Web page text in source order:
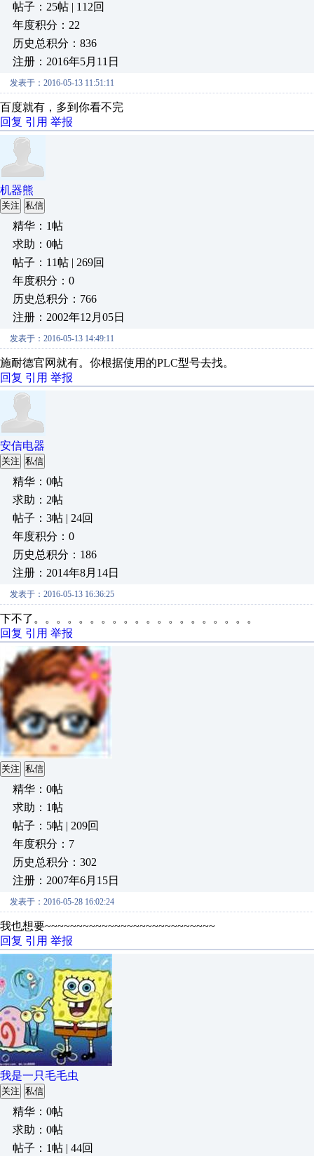
帖子：25帖 | 112回
年度积分：22
历史总积分：836
注册：2016年5月11日
发表于：2016-05-13 11:51:11
百度就有，多到你看不完
回复 引用 举报
机器熊
关注 私信
精华：1帖
求助：0帖
帖子：11帖 | 269回
年度积分：0
历史总积分：766
注册：2002年12月05日
发表于：2016-05-13 14:49:11
施耐德官网就有。你根据使用的PLC型号去找。
回复 引用 举报
安信电器
关注 私信
精华：0帖
求助：2帖
帖子：3帖 | 24回
年度积分：0
历史总积分：186
注册：2014年8月14日
发表于：2016-05-13 16:36:25
下不了。。。。。。。。。。。。。。。。。。。。
回复 引用 举报
关注 私信
精华：0帖
求助：1帖
帖子：5帖 | 209回
年度积分：7
历史总积分：302
注册：2007年6月15日
发表于：2016-05-28 16:02:24
我也想要~~~~~~~~~~~~~~~~~~~~~~~~~~~
回复 引用 举报
我是一只毛毛虫
关注 私信
精华：0帖
求助：0帖
帖子：1帖 | 44回